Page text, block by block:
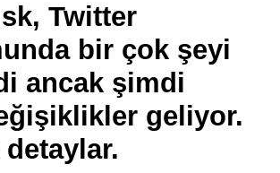
Twitter
bir çok şeyi
ancak şimdi
geliyor.